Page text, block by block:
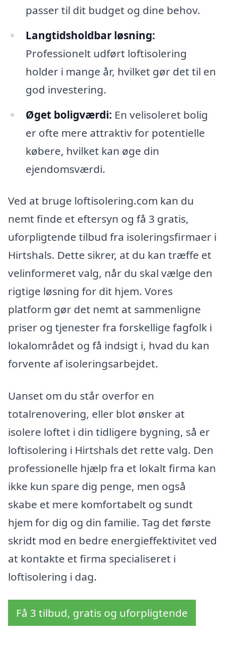
passer til dit budget og dine behov.
Langtidsholdbar løsning:
Professionelt udført loftisolering
holder i mange år, hvilket gør det til en
god investering.
Øget boligværdi: En velisoleret bolig
er ofte mere attraktiv for potentielle
købere, hvilket kan øge din
ejendomsværdi.
Ved at bruge loftisolering.com kan du
nemt finde et eftersyn og få 3 gratis,
uforpligtende tilbud fra isoleringsfirmaer i
Hirtshals. Dette sikrer, at du kan træffe et
velinformeret valg, når du skal vælge den
rigtige løsning for dit hjem. Vores
platform gør det nemt at sammenligne
priser og tjenester fra forskellige fagfolk i
lokalområdet og få indsigt i, hvad du kan
forvente af isoleringsarbejdet.
Uanset om du står overfor en
totalrenovering, eller blot ønsker at
isolere loftet i din tidligere bygning, så er
loftisolering i Hirtshals det rette valg. Den
professionelle hjælp fra et lokalt firma kan
ikke kun spare dig penge, men også
skabe et mere komfortabelt og sundt
hjem for dig og din familie. Tag det første
skridt mod en bedre energieffektivitet ved
at kontakte et firma specialiseret i
loftisolering i dag.
Få 3 tilbud, gratis og uforpligtende